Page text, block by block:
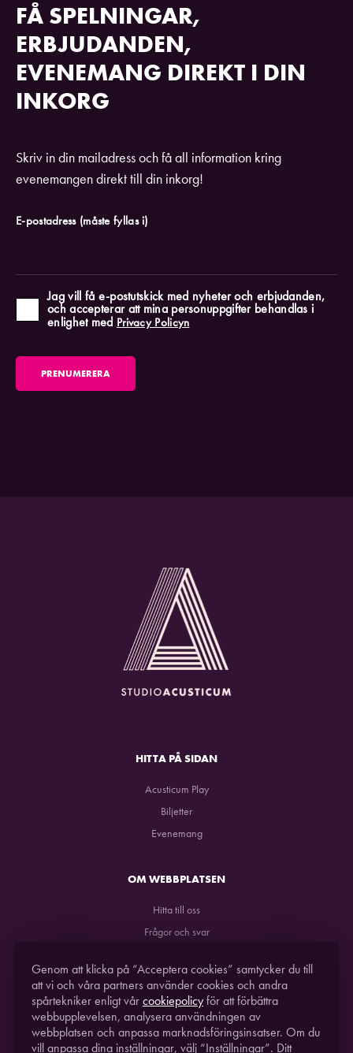
FÅ SPELNINGAR,
ERBJUDANDEN,
EVENEMANG DIREKT I DIN
INKORG
Skriv in din mailadress och få all information kring
evenemangen direkt till din inkorg!
E-postadress (måste fyllas i)
Jag vill få e-postutskick med nyheter och erbjudanden,
och accepterar att mina personuppgifter behandlas i
enlighet med Privacy Policyn
PRENUMERERA
HITTA PÅ SIDAN
Acusticum Play
Biljetter
Evenemang
OM WEBBPLATSEN
Hitta till oss
Frågor och svar
Genom att klicka på “Acceptera cookies” samtycker du till
att vi och våra partners använder cookies och andra
spårtekniker enligt vårcookiepolicyför att förbättra
webbupplevelsen, analysera användningen av
webbplatsen och anpassa marknadsföringsinsatser. Om du
vill anpassa dina inställningar, välj “Inställningar”. Ditt